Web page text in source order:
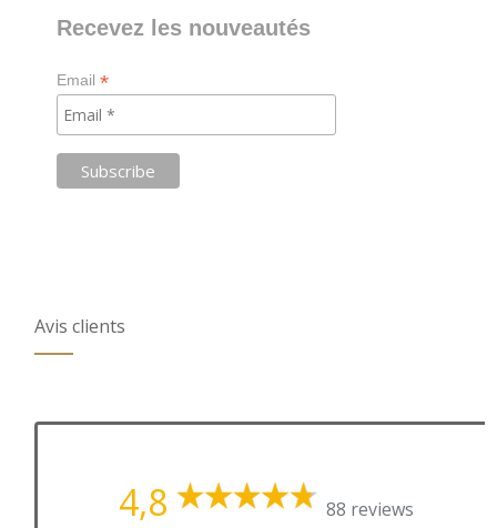
Recevez les nouveautés
Email*
Avis clients
4,8 88 reviews